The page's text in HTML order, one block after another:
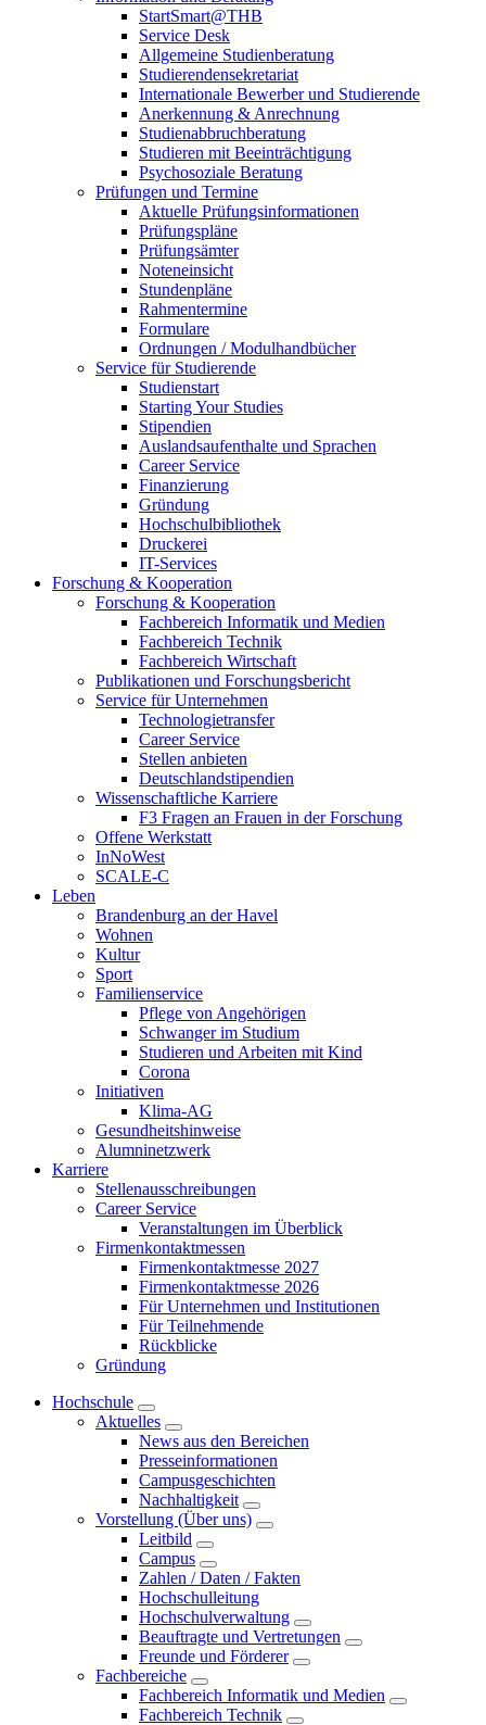
StartSmart@THB
Service Desk
Allgemeine Studienberatung
Studierendensekretariat
Internationale Bewerber und Studierende
Anerkennung & Anrechnung
Studienabbruchberatung
Studieren mit Beeinträchtigung
Psychosoziale Beratung
Prüfungen und Termine
Aktuelle Prüfungsinformationen
Prüfungspläne
Prüfungsämter
Noteneinsicht
Stundenpläne
Rahmentermine
Formulare
Ordnungen / Modulhandbücher
Service für Studierende
Studienstart
Starting Your Studies
Stipendien
Auslandsaufenthalte und Sprachen
Career Service
Finanzierung
Gründung
Hochschulbibliothek
Druckerei
IT-Services
Forschung & Kooperation
Forschung & Kooperation
Fachbereich Informatik und Medien
Fachbereich Technik
Fachbereich Wirtschaft
Publikationen und Forschungsbericht
Service für Unternehmen
Technologietransfer
Career Service
Stellen anbieten
Deutschlandstipendien
Wissenschaftliche Karriere
F3 Fragen an Frauen in der Forschung
Offene Werkstatt
InNoWest
SCALE-C
Leben
Brandenburg an der Havel
Wohnen
Kultur
Sport
Familienservice
Pflege von Angehörigen
Schwanger im Studium
Studieren und Arbeiten mit Kind
Corona
Initiativen
Klima-AG
Gesundheitshinweise
Alumninetzwerk
Karriere
Stellenausschreibungen
Career Service
Veranstaltungen im Überblick
Firmenkontaktmessen
Firmenkontaktmesse 2027
Firmenkontaktmesse 2026
Für Unternehmen und Institutionen
Für Teilnehmende
Rückblicke
Gründung
Hochschule
Aktuelles
News aus den Bereichen
Presseinformationen
Campusgeschichten
Nachhaltigkeit
Vorstellung (Über uns)
Leitbild
Campus
Zahlen / Daten / Fakten
Hochschulleitung
Hochschulverwaltung
Beauftragte und Vertretungen
Freunde und Förderer
Fachbereiche
Fachbereich Informatik und Medien
Fachbereich Technik